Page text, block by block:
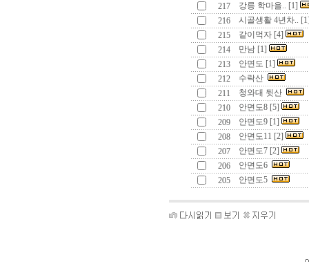
217
강릉 학마을.. [1]
216
시골생활 4년차..
215
같이먹자 [4]
214
만남 [1]
213
안면도 [1]
212
수락산
211
청와대 뒷산
210
안면도8 [5]
209
안면도9 [1]
208
안면도11 [2]
207
안면도7 [2]
206
안면도6
205
안면도5